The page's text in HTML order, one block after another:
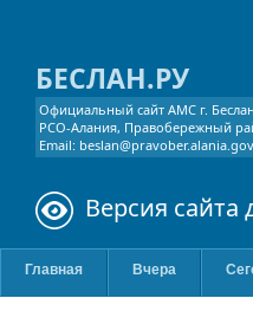
БЕСЛАН.РУ
Официальный сайт АМС г. Беслан
РСО-Алания, Правобережный
Email:
Версия
Главная Вчера